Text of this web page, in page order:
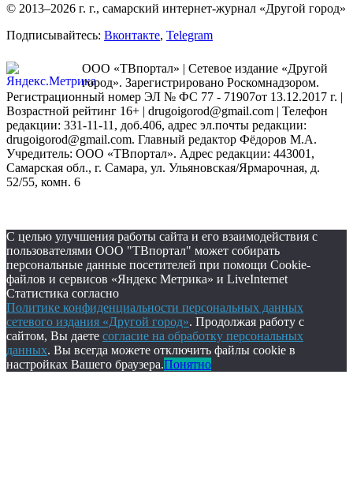
© 2013–2026 г. г., самарский интернет-журнал «Другой город»
Подписывайтесь: Вконтакте, Telegram
ООО «ТВпортал» | Сетевое издание «Другой
город». Зарегистрировано Роскомнадзором.
Регистрационный номер ЭЛ № ФС 77 - 71907от 13.12.2017 г. |
Возрастной рейтинг 16+ | drugoigorod@gmail.com | Телефон
редакции: 331-11-11, доб.406, адрес эл.почты редакции:
drugoigorod@gmail.com. Главный редактор Фёдоров М.А.
Учредитель: ООО «ТВпортал». Адрес редакции: 443001,
Самарская обл., г. Самара, ул. Ульяновская/Ярмарочная, д.
52/55, комн. 6
С целью улучшения работы сайта и его взаимодействия с
пользователями ООО "ТВпортал" может собирать
персональные данные посетителей при помощи Cookie-
файлов и сервисов «Яндекс Метрика» и LiveInternet
Статистика согласно
Политике конфиденциальности персональных данных
сетевого издания «Другой город». Продолжая работу с
сайтом, Вы даете согласие на обработку персональных
данных. Вы всегда можете отключить файлы cookie в
настройках Вашего браузера.Понятно